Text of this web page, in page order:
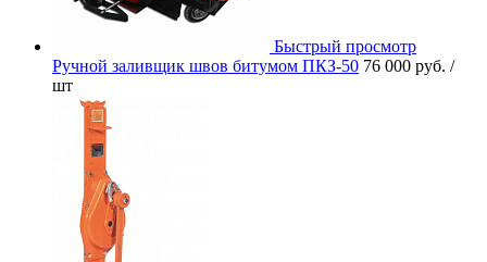
Быстрый просмотр
Ручной заливщик швов битумом ПКЗ-50 76 000 руб. /
шт